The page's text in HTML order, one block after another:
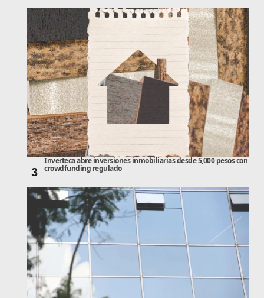
3
Inverteca abre inversiones inmobiliarias desde 5,000 pesos con
crowdfunding regulado